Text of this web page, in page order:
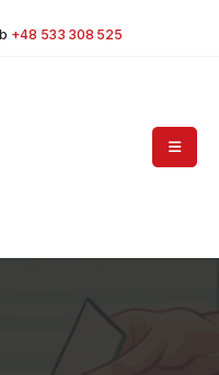
+48 533 308 525